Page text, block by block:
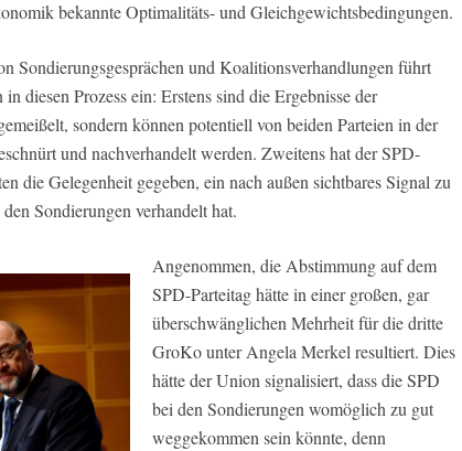
bekannte Optimalitäts- und Gleichgewichtsbedingungen.
Sondierungsgesprächen und Koalitionsverhandlungen führt
diesen Prozess ein: Erstens sind die Ergebnisse der
sondern können potentiell von beiden Parteien in der
und nachverhandelt werden. Zweitens hat der SPD-
die Gelegenheit gegeben, ein nach außen sichtbares Signal zu
Sondierungen verhandelt hat.
Angenommen, die Abstimmung auf dem
SPD-Parteitag hätte in einer großen, gar
überschwänglichen Mehrheit für die dritte
GroKo unter Angela Merkel resultiert. Dies
hätte der Union signalisiert, dass die SPD
bei den Sondierungen womöglich zu gut
weggekommen sein könnte, denn